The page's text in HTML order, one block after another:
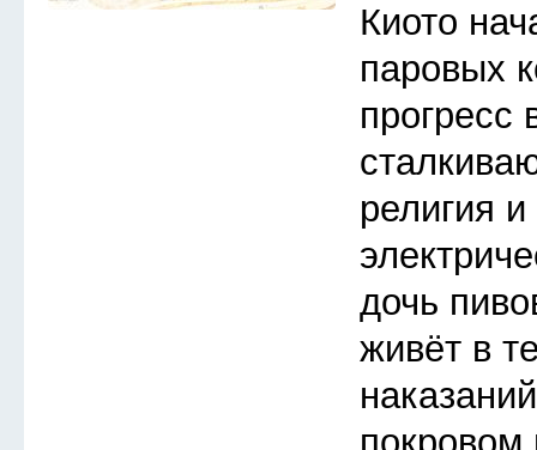
Киото
паровых
прогресс
религия
дочь
живёт в